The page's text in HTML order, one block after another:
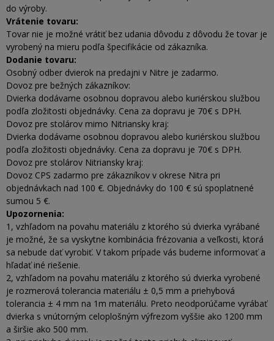
do výroby.
Vrátenie tovaru:
Tovar nie je možné vrátiť bez udania dôvodu z dôvodu že tovar je
vyrobený na mieru podľa špecifikácie od zákazníka.
Dodanie tovaru:
Osobný odber dvierok na predajni v Nitre je zadarmo.
Dovoz pre bežných zákazníkov:
Dvierka dodávame osobnou dopravou alebo kuriérskou službou
podľa zložitosti objednávky. Cena za dopravu je 70€ s DPH.
Dovoz pre stolárov mimo Nitriansky kraj:
Dvierka dodávame osobnou dopravou alebo kuriérskou službou
podľa zložitosti objednávky. Cena za dopravu je 70€ s DPH.
Dovoz pre stolárov Nitriansky kraj:
Dovoz CPS zadarmo pre zákazníkov v okrese Nitra pri
objednávkach nad 100 €. Objednávky do 100 € sú spoplatnené
sumou 5 €.
Upozornenia:
1, vzhľadom na povahu materiálu z ktorého sú dvierka vyrábané
je možné, že sa vyskytne kombinácia frézovania a veľkosti, ktorá
sa nebude dať vyrobiť. V takom prípade vás budeme informovať a
hľadať iné riešenie.
2, vzhľadom na povahu materiálu z ktorého sú dvierka vyrobené
je rozmerová tolerancia materiálu ± 0,5 mm a priehybová
tolerancia ± 4 mm na 1m materiálu. Preto neodporúčame vyrábať
dvierka s vnútorným celoplošným výfrezom vyššie ako 1200 mm
a širšie ako 500 mm.